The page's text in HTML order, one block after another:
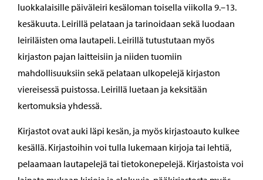
luokkalaisille päiväleiri kesäloman toisella viikolla 9.–13.
kesäkuuta. Leirillä pelataan ja tarinoidaan sekä luodaan
leiriläisten oma lautapeli. Leirillä tutustutaan myös
kirjaston pajan laitteisiin ja niiden tuomiin
mahdollisuuksiin sekä pelataan ulkopelejä kirjaston
viereisessä puistossa. Leirillä luetaan ja keksitään
kertomuksia yhdessä.
Kirjastot ovat auki läpi kesän, ja myös kirjastoauto kulkee
kesällä. Kirjastoihin voi tulla lukemaan kirjoja tai lehtiä,
pelaamaan lautapelejä tai tietokonepelejä. Kirjastoista voi